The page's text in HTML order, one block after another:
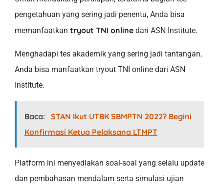
pengetahuan yang sering jadi penentu, Anda bisa
memanfaatkan tryout TNI online dari ASN Institute.
Menghadapi tes akademik yang sering jadi tantangan,
Anda bisa manfaatkan tryout TNI online dari ASN
Institute.
Baca: STAN Ikut UTBK SBMPTN 2022? Begini
Konfirmasi Ketua Pelaksana LTMPT
Platform ini menyediakan soal-soal yang selalu update
dan pembahasan mendalam serta simulasi ujian